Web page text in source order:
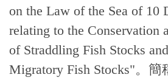
on the Law of the Sea of 10
relating to the Conservation
of Straddling Fish Stocks
Migratory Fish Stocks"。簡